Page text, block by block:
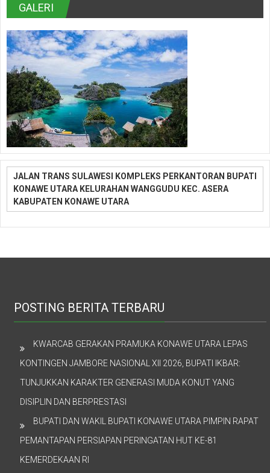
GALERI
JALAN TRANS SULAWESI KOMPLEKS PERKANTORAN BUPATI
KONAWE UTARA KELURAHAN WANGGUDU KEC. ASERA
KABUPATEN KONAWE UTARA
POSTING BERITA TERBARU
KWARCAB GERAKAN PRAMUKA KONAWE UTARA LEPAS
KONTINGEN JAMBORE NASIONAL XII 2026, BUPATI IKBAR:
TUNJUKKAN KARAKTER GENERASI MUDA KONUT YANG
DISIPLIN DAN BERPRESTASI
BUPATI DAN WAKIL BUPATI KONAWE UTARA PIMPIN RAPAT
PEMANTAPAN PERSIAPAN PERINGATAN HUT KE-81
KEMERDEKAAN RI